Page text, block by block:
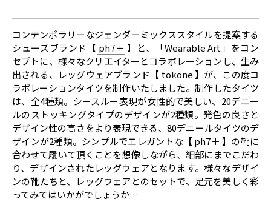
コンテンポラリーなジェンダーミックススタイルを提案する
シューズブランド【 ph7＋ 】と、「Wearable Art」をコン
セプトに、様々なクリエイターとコラボレーションし、生み
出される、レッグウェアブランド【 tokone 】が、この度コ
ラボレーションタイツを制作いたしました。制作したタイツ
は、全4種類。シースルー表現が女性的で美しい、20デニー
ルのストッキングタイプのデザインが2種類。発色の良さと
デザイン性の高さをより表現できる、80デニールタイツのデ
ザインが2種類。シンプルでエレガントな【 ph7＋ 】の靴に
合わせて履いて頂くことを想像しながら、細部にまでこだわ
り、デザインされたレッグウェアとなります。様々なデザイ
ンの靴たちと、レッグウェアとのセットで、足元を美しく彩
ってみてはいかがでしょうか…